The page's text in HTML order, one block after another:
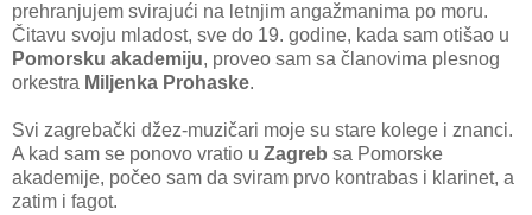
prehranjujem svirajući na letnjim angažmanima po moru.
Čitavu svoju mladost, sve do 19. godine, kada sam otišao u
Pomorsku akademiju, proveo sam sa članovima plesnog
orkestra Miljenka Prohaske.
Svi zagrebački džez-muzičari moje su stare kolege i znanci.
A kad sam se ponovo vratio u Zagreb sa Pomorske
akademije, počeo sam da sviram prvo kontrabas i klarinet, a
zatim i fagot.